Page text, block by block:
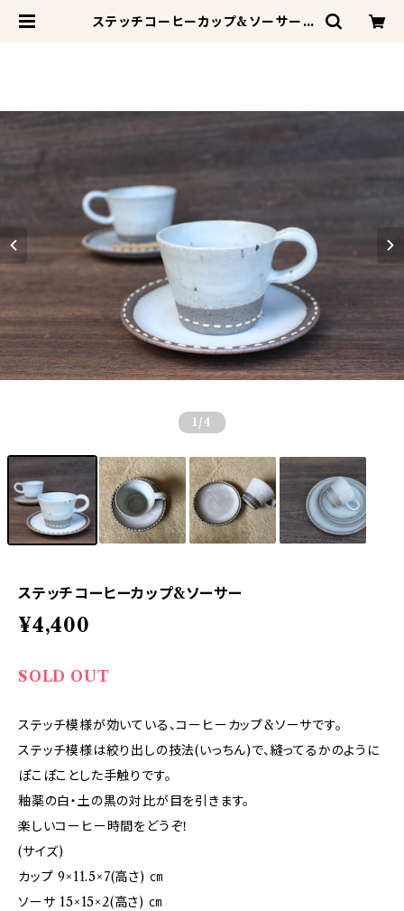
ステッチコーヒーカップ&ソーサー |
1 /4
ステッチコーヒーカップ&ソーサー
¥4,400
SOLD OUT
ステッチ模様が効いている、コーヒーカップ&ソーサです。
ステッチ模様は絞り出しの技法(いっちん)で、縫ってるかのように
ぽこぽことした手触りです。
釉薬の白・土の黒の対比が目を引きます。
楽しいコーヒー時間をどうぞ！
(サイズ)
カップ 9×11.5×7(高さ) ㎝
ソーサ 15×15×2(高さ) ㎝